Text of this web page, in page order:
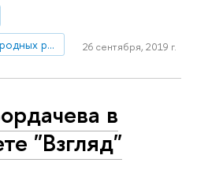
Институт экономики природных ресурсов и изменения климата
26 сентября, 2019 г.
в
"Взгляд"